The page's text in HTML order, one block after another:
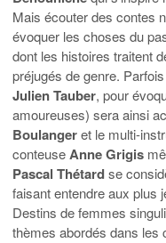
Mais écouter des contes
évoquer les choses du
dont les histoires traitent
préjugés de genre.
Julien Tauber, pour
amoureuses) sera ainsi
Boulangeret le multi-
conteuseAnne Grigis
Pascal Thétardse
faisant entendre aux plus
Destins de femmes
thèmes abordés dans les